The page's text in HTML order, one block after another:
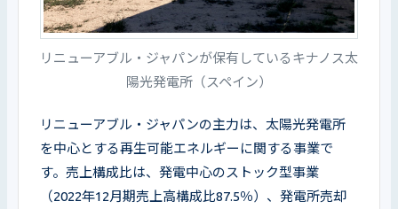
リニューアブル・ジャパンが保有しているキナノス太
陽光発電所（スペイン）
リニューアブル・ジャパンの主力は、太陽光発電所
を中心とする再生可能エネルギーに関する事業で
す。売上構成比は、発電中心のストック型事業
（2022年12月期売上高構成比87.5％）、発電所売却